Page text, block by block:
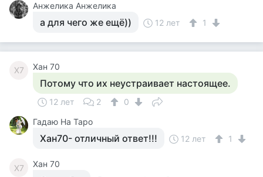
Анжелика Анжелика
а для чего же ещё)) 12 лет 1
Х7 Хан 70
Потому что их неустраивает настоящее.
12 лет 2
0
Гадаю На Таро
Хан70- отличный ответ!!! 12 лет 1
Х7 Хан 70